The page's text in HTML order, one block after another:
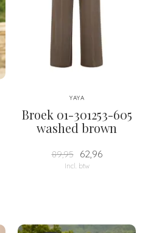
YAYA
Broek 01-301253-605
washed brown
89,95 62,96
Incl. btw